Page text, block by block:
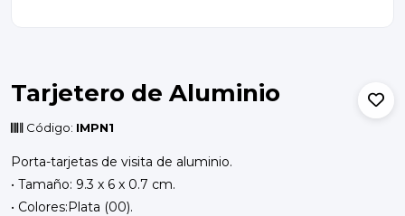
Tarjetero de Aluminio
Código: IMPN1
Porta-tarjetas de visita de aluminio.
• Tamaño: 9.3 x 6 x 0.7 cm.
• Colores:Plata (00).